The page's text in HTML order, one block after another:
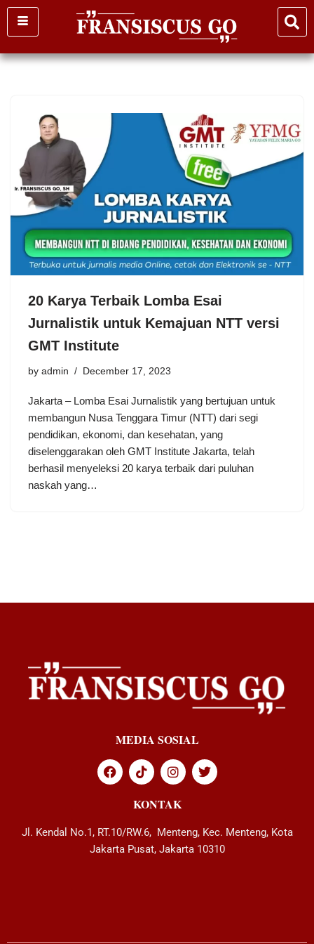
Skip
to
20 Karya Terbaik Lomba Esai
Jurnalistik untuk Kemajuan NTT versi
GMT Institute
by admin December 17, 2023
Jakarta – Lomba Esai Jurnalistik yang bertujuan untuk
membangun Nusa Tenggara Timur (NTT) dari segi
pendidikan, ekonomi, dan kesehatan, yang
diselenggarakan oleh GMT Institute Jakarta, telah
berhasil menyeleksi 20 karya terbaik dari puluhan
naskah yang…
MEDIA SOSIAL
KONTAK
Jl. Kendal No.1, RT.10/RW.6, Menteng, Kec. Menteng, Kota
Jakarta Pusat, Jakarta 10310